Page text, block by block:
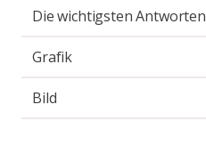
Die wichtigsten Antworten
Grafik
Bild